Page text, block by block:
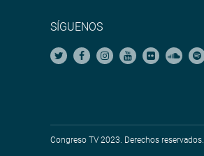
SÍGUENOS
Congreso TV 2023. Derechos reservados.